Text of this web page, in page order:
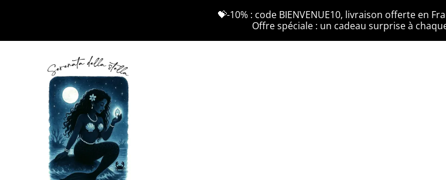
💝-10% : code BIENVENUE10, livraison offerte en
Offre spéciale : un cadeau surprise à